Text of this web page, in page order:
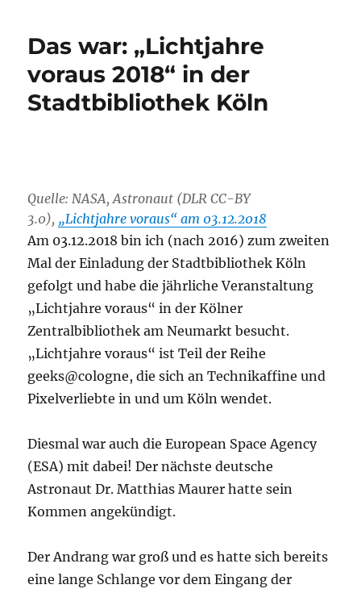
Das war: „Lichtjahre
voraus 2018“ in der
Stadtbibliothek Köln
Quelle: NASA, Astronaut (DLR CC-BY
3.0), „Lichtjahre voraus“ am 03.12.2018
Am 03.12.2018 bin ich (nach 2016) zum zweiten
Mal der Einladung der Stadtbibliothek Köln
gefolgt und habe die jährliche Veranstaltung
„Lichtjahre voraus“ in der Kölner
Zentralbibliothek am Neumarkt besucht.
„Lichtjahre voraus“ ist Teil der Reihe
geeks@cologne, die sich an Technikaffine und
Pixelverliebte in und um Köln wendet.
Diesmal war auch die European Space Agency
(ESA) mit dabei! Der nächste deutsche
Astronaut Dr. Matthias Maurer hatte sein
Kommen angekündigt.
Der Andrang war groß und es hatte sich bereits
eine lange Schlange vor dem Eingang der